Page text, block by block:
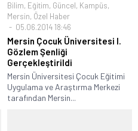
Bilim, Eğitim, Güncel, Kampüs,
Mersin, Özel Haber
05.06.2014 18:46
Mersin Çocuk Üniversitesi I.
Gözlem Şenliği
Gerçekleştirildi
Mersin Üniversitesi Çocuk Eğitimi
Uygulama ve Araştırma Merkezi
tarafından Mersin...